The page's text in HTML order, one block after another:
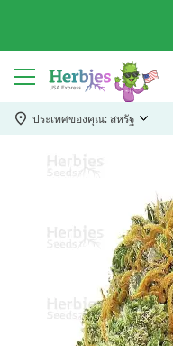
ประเทศของคุณ: สหรัฐ